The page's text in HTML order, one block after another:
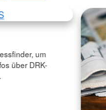
um
über DRK-